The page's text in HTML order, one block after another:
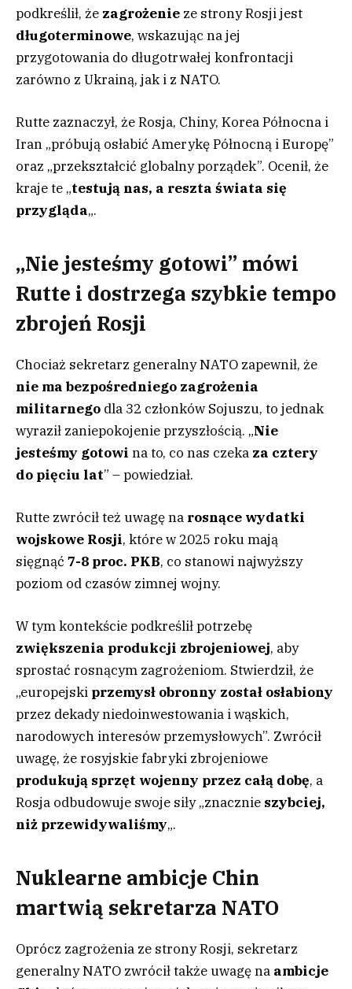
podkreślił, że zagrożenie ze strony Rosji jest
długoterminowe, wskazując na jej
przygotowania do długotrwałej konfrontacji
zarówno z Ukrainą, jak i z NATO.
Rutte zaznaczył, że Rosja, Chiny, Korea Północna i
Iran „próbują osłabić Amerykę Północną i Europę”
oraz „przekształcić globalny porządek”. Ocenił, że
kraje te „testują nas, a reszta świata się
przygląda„.
„Nie jesteśmy gotowi” mówi
Rutte i dostrzega szybkie tempo
zbrojeń Rosji
Chociaż sekretarz generalny NATO zapewnił, że
nie ma bezpośredniego zagrożenia
militarnego dla 32 członków Sojuszu, to jednak
wyraził zaniepokojenie przyszłością. „Nie
jesteśmy gotowi na to, co nas czeka za cztery
do pięciu lat” – powiedział.
Rutte zwrócił też uwagę na rosnące wydatki
wojskowe Rosji, które w 2025 roku mają
sięgnąć 7-8 proc. PKB, co stanowi najwyższy
poziom od czasów zimnej wojny.
W tym kontekście podkreślił potrzebę
zwiększenia produkcji zbrojeniowej, aby
sprostać rosnącym zagrożeniom. Stwierdził, że
„europejski przemysł obronny został osłabiony
przez dekady niedoinwestowania i wąskich,
narodowych interesów przemysłowych”. Zwrócił
uwagę, że rosyjskie fabryki zbrojeniowe
produkują sprzęt wojenny przez całą dobę, a
Rosja odbudowuje swoje siły „znacznie szybciej,
niż przewidywaliśmy„.
Nuklearne ambicje Chin
martwią sekretarza NATO
Oprócz zagrożenia ze strony Rosji, sekretarz
generalny NATO zwrócił także uwagę na ambicje